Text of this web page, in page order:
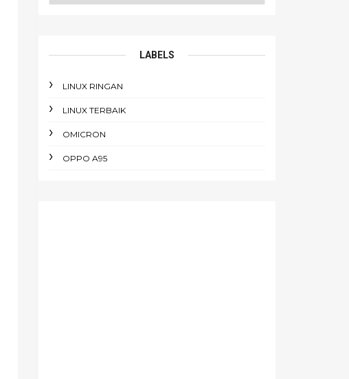
LABELS
LINUX RINGAN
LINUX TERBAIK
OMICRON
OPPO A95